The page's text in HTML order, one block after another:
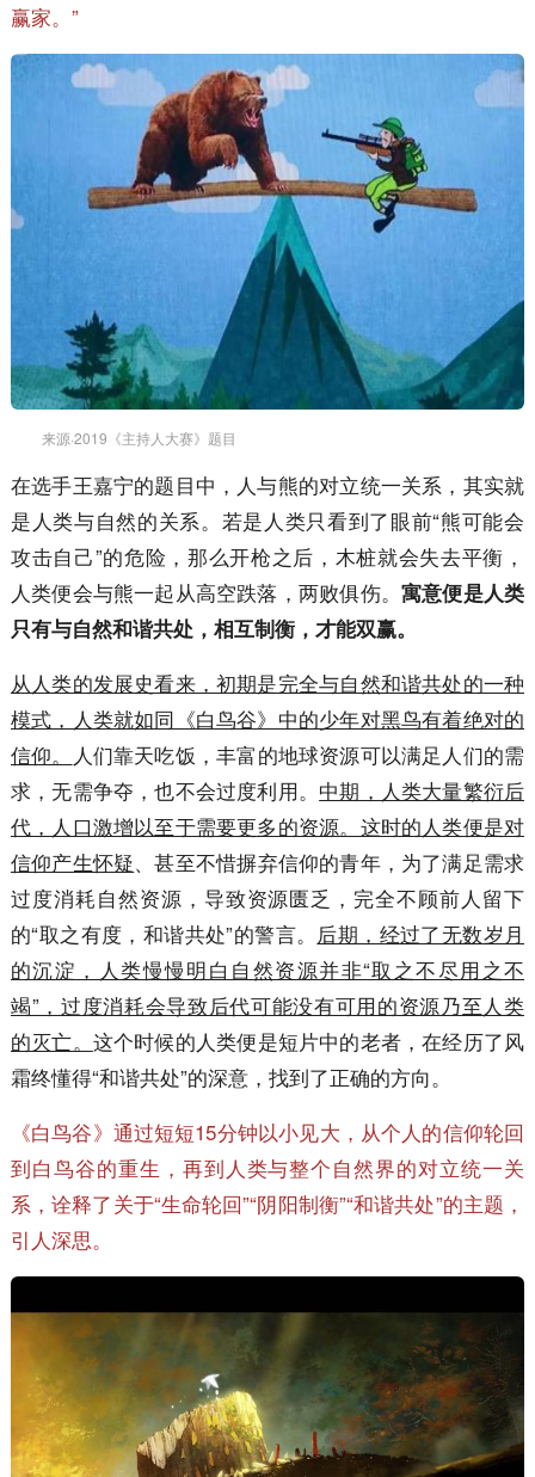
赢家。”
来源·2019《主持人大赛》题目
在选手王嘉宁的题目中，人与熊的对立统一关系，其实就
是人类与自然的关系。若是人类只看到了眼前“熊可能会
攻击自己”的危险，那么开枪之后，木桩就会失去平衡，
人类便会与熊一起从高空跌落，两败俱伤。 寓意便是人类
只有与自然和谐共处，相互制衡，才能双赢。
从人类的发展史看来，初期是完全与自然和谐共处的一种
模式，人类就如同《白鸟谷》中的少年对黑鸟有着绝对的
信仰。
人们靠天吃饭，丰富的地球资源可以满足人们的需
求，无需争夺，也不会过度利用。 中期，人类大量繁衍后
代，人口激增以至于需要更多的资源。这时的人类便是对
信仰产生怀疑、甚至不惜摒弃信仰的青年，为了满足需求
过度消耗自然资源，导致资源匮乏，完全不顾前人留下
的“取之有度，和谐共处”的警言。 后期，经过了无数岁月
的沉淀，人类慢慢明白自然资源并非“取之不尽用之不
竭”，过度消耗会导致后代可能没有可用的资源乃至人类
的灭亡。 这个时候的人类便是短片中的老者，在经历了风
霜终懂得“和谐共处”的深意，找到了正确的方向。
《白鸟谷》通过短短15分钟以小见大，从个人的信仰轮回
到白鸟谷的重生，再到人类与整个自然界的对立统一关
系，诠释了关于“生命轮回”“阴阳制衡”“和谐共处”的主题，
引人深思。